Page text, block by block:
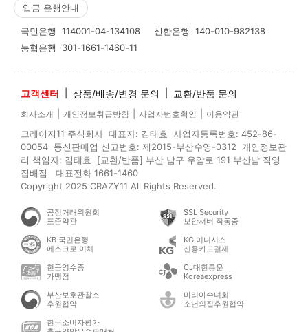
입금 은행안내
국민은행 114001-04-134108 신한은행 140-010-982138
농협은행 301-1661-1460-11
고객센터 상품/배송/변경 문의 교환/반품 문의
회사소개 개인정보취급방침 사업자번호확인 이용약관
크레이지11 주식회사 대표자: 김태효 사업자등록번호: 452-86-
00054 통신판매업 신고번호: 제2015-부산수영-0312 개인정보관
리 책임자: 김태효 [교환/반품] 부산 남구 우암로 191 부산남 직영
집배점 대표전화 1661-1460
Copyright 2025 CRAZY11 All Rights Reserved.
공정거래위원회
표준약관
SSL Security
보안서버 작동중
KB 국민은행
에스크로 이체
KG 이니시스
신용카드결제
현금영수증
가맹점
CJ대한통운
Koreaexpress
부산보호관찰소
후원협약
마리아수녀회
소년의집후원협약
한국소비자평가